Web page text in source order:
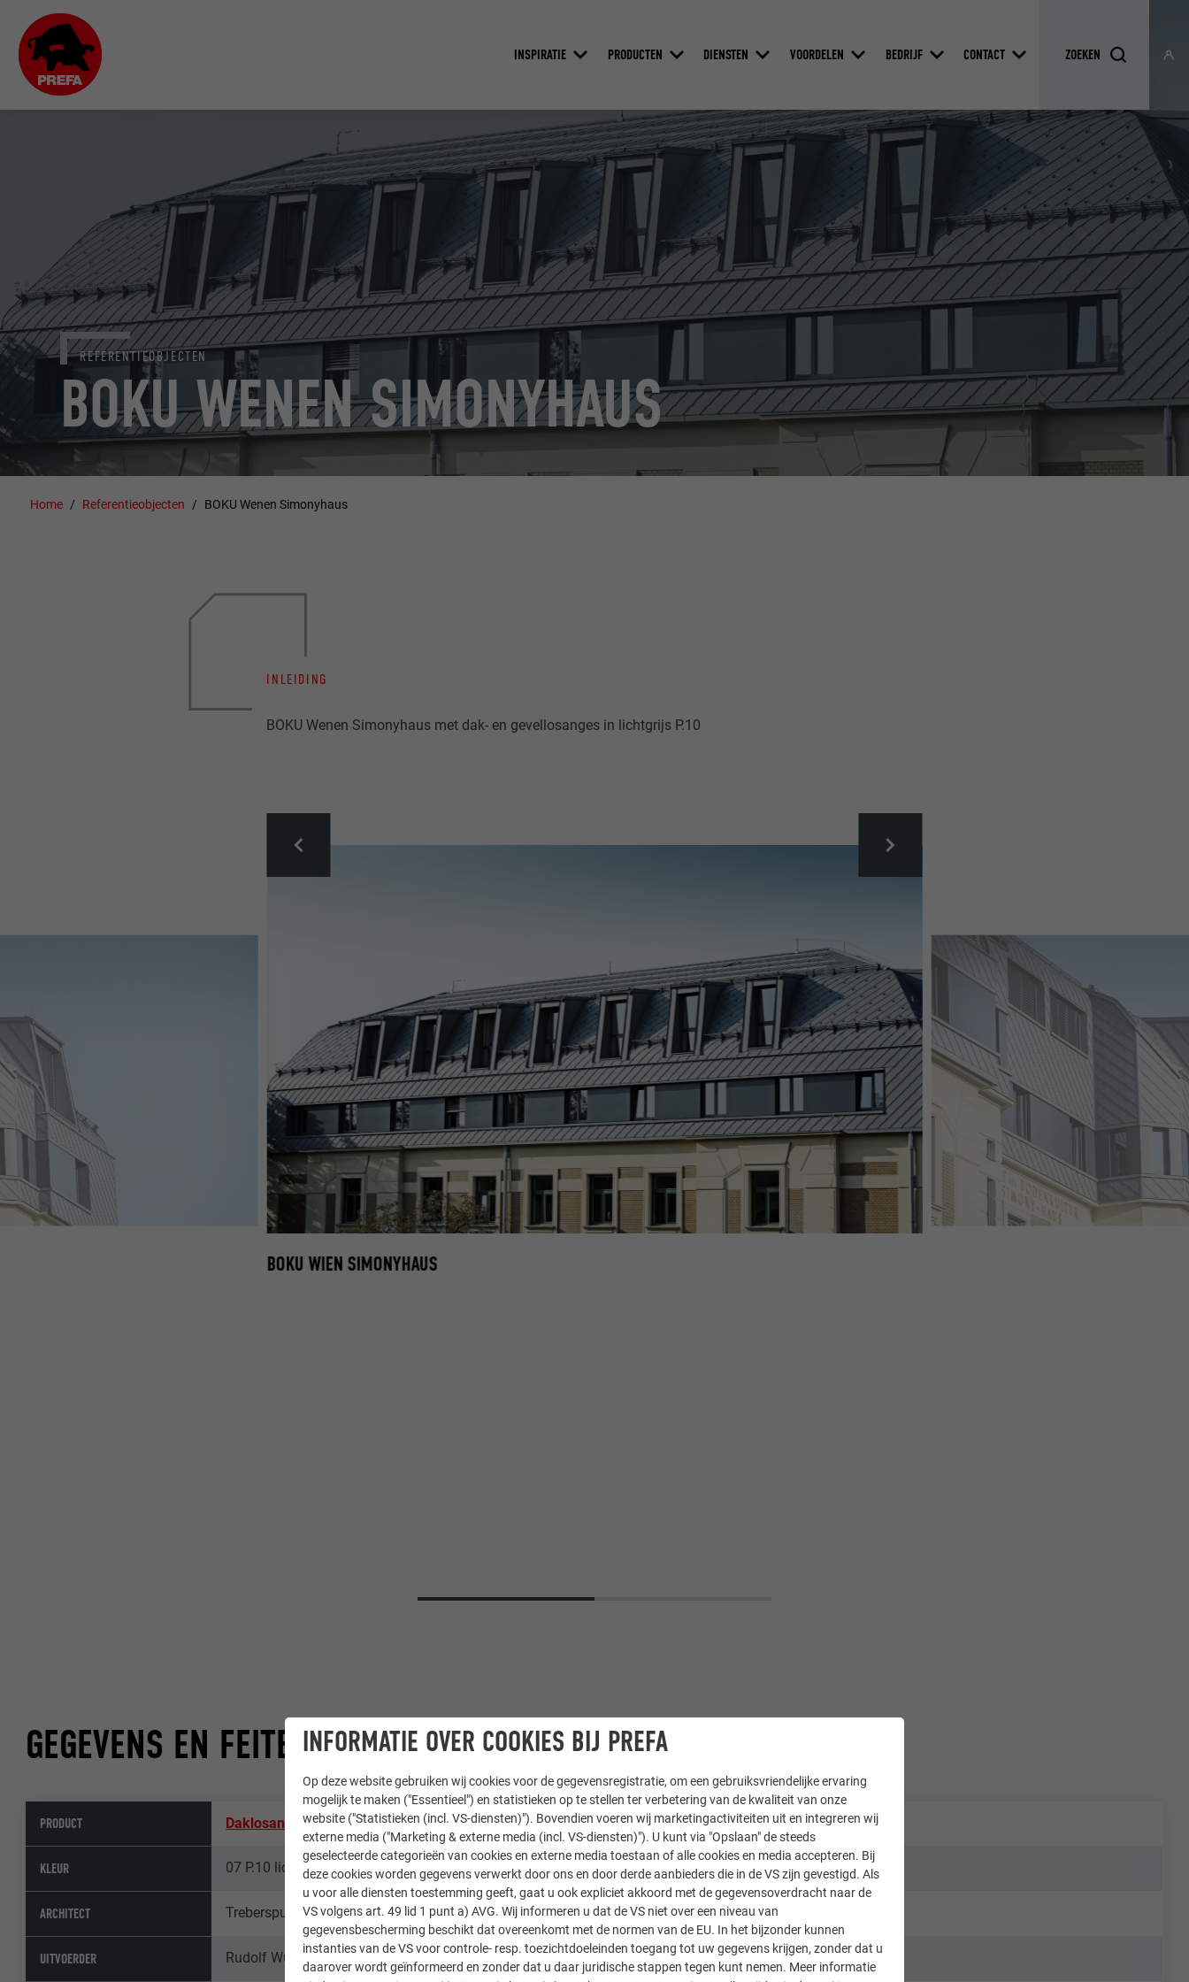
INSPIRATIE PRODUCTEN DIENSTEN VOORDELEN BEDRIJF CONTACT
BOKU WENEN SIMONYHAUS
REFERENTIEOBJECTEN
Home Referentieobjecten BOKU Wenen Simonyhaus
INLEIDING
BOKU Wenen Simonyhaus met dak- en gevellosanges in lichtgrijs P.10
BOKU WIEN SIMONYHAUS
GEGEVENS EN FEITEN
PRODUCT Daklosange 29 × 29,Gevellosange 29 × 29
KLEUR 07 P.10 lichtgrijs
ARCHITECT Treberspurg & Partner Architekten ZT GmbH
UITVOERDER Rudolf Wukitsevits
INFORMATIE OVER COOKIES BIJ PREFA
Op deze website gebruiken wij cookies voor de gegevensregistratie, om een gebruiksvriendelijke ervaring
mogelijk te maken ("Essentieel") en statistieken op te stellen ter verbetering van de kwaliteit van onze
website ("Statistieken (incl. VS-diensten)"). Bovendien voeren wij marketingactiviteiten uit en integreren wij
externe media ("Marketing & externe media (incl. VS-diensten)"). U kunt via "Opslaan" de steeds
geselecteerde categorieën van cookies en externe media toestaan of alle cookies en media accepteren. Bij
deze cookies worden gegevens verwerkt door ons en door derde aanbieders die in de VS zijn gevestigd. Als
u voor alle diensten toestemming geeft, gaat u ook expliciet akkoord met de gegevensoverdracht naar de
VS volgens art. 49 lid 1 punt a) AVG. Wij informeren u dat de VS niet over een niveau van
gegevensbescherming beschikt dat overeenkomt met de normen van de EU. In het bijzonder kunnen
instanties van de VS voor controle- resp. toezichtdoeleinden toegang tot uw gegevens krijgen, zonder dat u
daarover wordt geïnformeerd en zonder dat u daar juridische stappen tegen kunt nemen. Meer informatie